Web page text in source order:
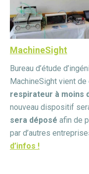
MachineSight
Bureau d’étude
MachineSight vient de
respirateur à moins
nouveau dispositif
sera déposé afin de
par d’autres
d’infos !